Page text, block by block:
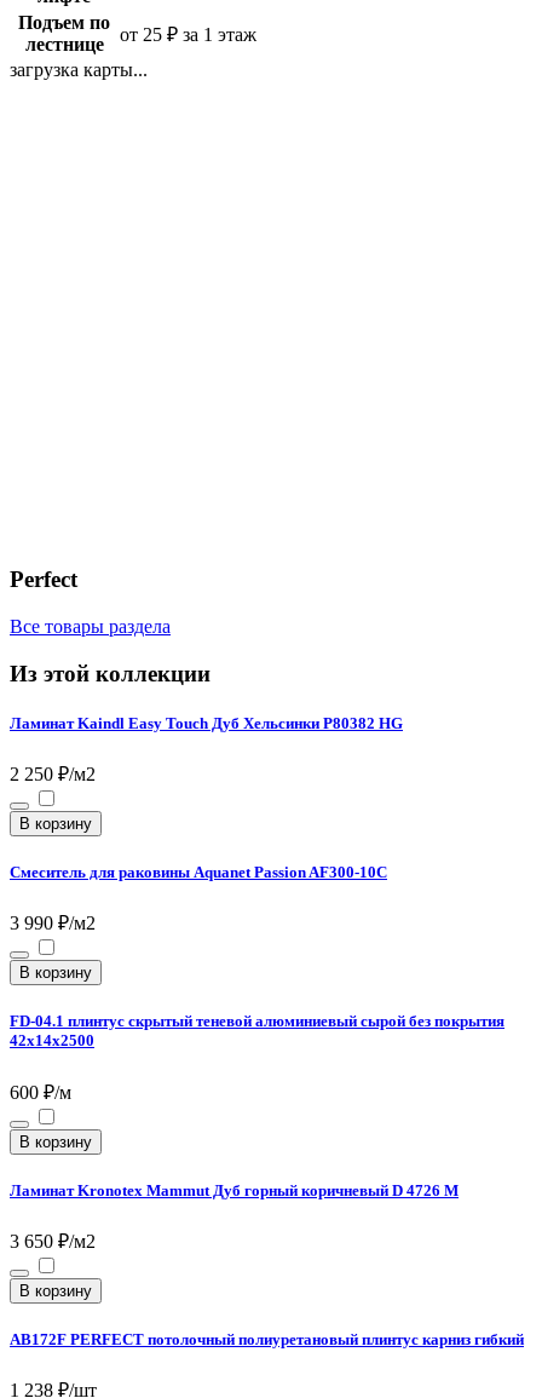
Подъем по
лестнице
от 25 ₽ за 1 этаж
загрузка карты...
Perfect
Все товары раздела
Из этой коллекции
Ламинат Kaindl Easy Touch Дуб Хельсинки P80382 HG
2 250 ₽/м2
В корзину
Смеситель для раковины Aquanet Passion AF300-10С
3 990 ₽/м2
В корзину
FD-04.1 плинтус скрытый теневой алюминиевый сырой без покрытия
42х14х2500
600 ₽/м
В корзину
Ламинат Kronotex Mammut Дуб горный коричневый D 4726 M
3 650 ₽/м2
В корзину
AB172F PERFECT потолочный полиуретановый плинтус карниз гибкий
1 238 ₽/шт